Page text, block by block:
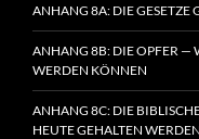
ANHANG 8A: DIE GESETZE
ANHANG 8B: DIE OPFER —
WERDEN KÖNNEN
ANHANG 8C: DIE
HEUTE GEHALTEN